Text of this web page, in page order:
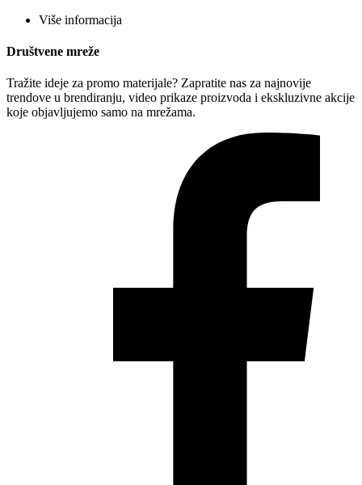
Više informacija
Društvene mreže
Tražite ideje za promo materijale? Zapratite nas za najnovije
trendove u brendiranju, video prikaze proizvoda i ekskluzivne akcije
koje objavljujemo samo na mrežama.